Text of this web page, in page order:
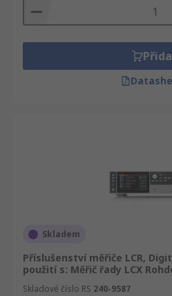
Skladem
Příslušenství měřiče LCR,
použití s: Měřič řady LCX
Skladové číslo RS 240-9587